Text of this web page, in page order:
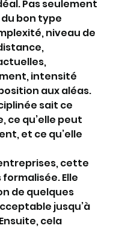
Pas seulement
bon type
niveau de
intensité
aux aléas.
sait ce
ce qu’elle peut
et ce qu’elle
cette
Elle
de quelques
jusqu’à
cela